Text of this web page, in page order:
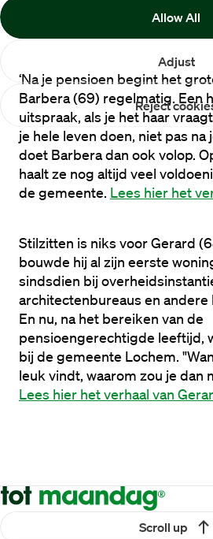
Reject
Adjust
Allow All
actief en ik zie echt geen limiet."
‘Na je pensioen begint het
Barbera (69) regelmatig. Een
uitspraak, als je het haar
je hele leven doen, niet pas na
doet Barbera dan ook volop.
haalt ze nog altijd veel
de gemeente. Lees hier het
Stilzitten is niks voor Gerard
bouwde hij al zijn eerste
sindsdien bij
architectenbureaus en
En nu, na het bereiken van de
pensioengerechtigde leeftijd,
bij de gemeente Lochem.
Lees hier het verhaal van
Scroll up